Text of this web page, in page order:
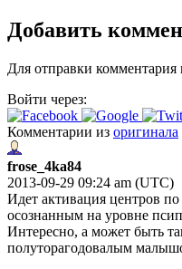
Добавить
Для отправки комментария
Войти через:
Комментарии из оригинала
frose_4ka84
2013-09-29 09:24 am (UTC)
Идет активация центров
осознанным на уровне
Интересно, а может быть
полуторагодовалым